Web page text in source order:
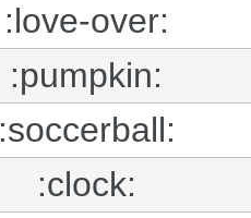
:love-over:
:pumpkin:
:soccerball:
:clock: